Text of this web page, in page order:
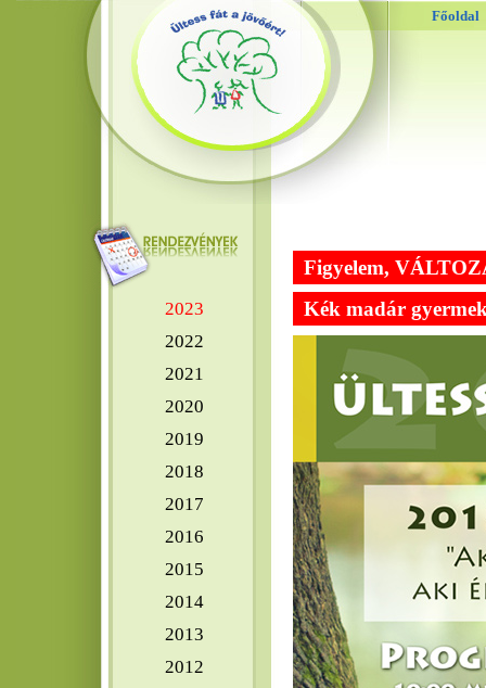
Főoldal
2023
2022
2021
2020
2019
2018
2017
2016
2015
2014
2013
2012
Figyelem,
Kék madár